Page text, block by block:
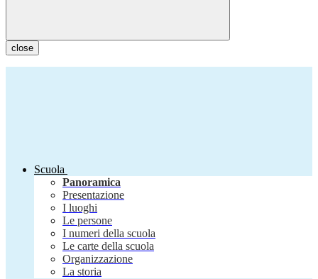
close
Scuola
Panoramica
Presentazione
I luoghi
Le persone
I numeri della scuola
Le carte della scuola
Organizzazione
La storia